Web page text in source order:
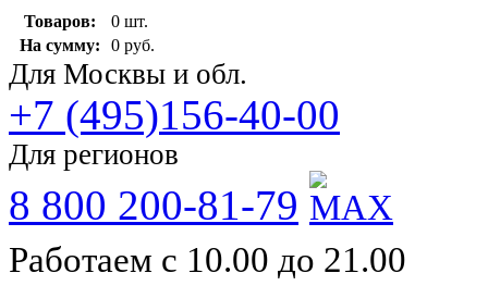
Товаров:
0 шт.
На сумму:
0 руб.
Для Москвы и обл.
+7 (495)156-40-00
Для регионов
8 800 200-81-79
Работаем с 10.00 до 21.00